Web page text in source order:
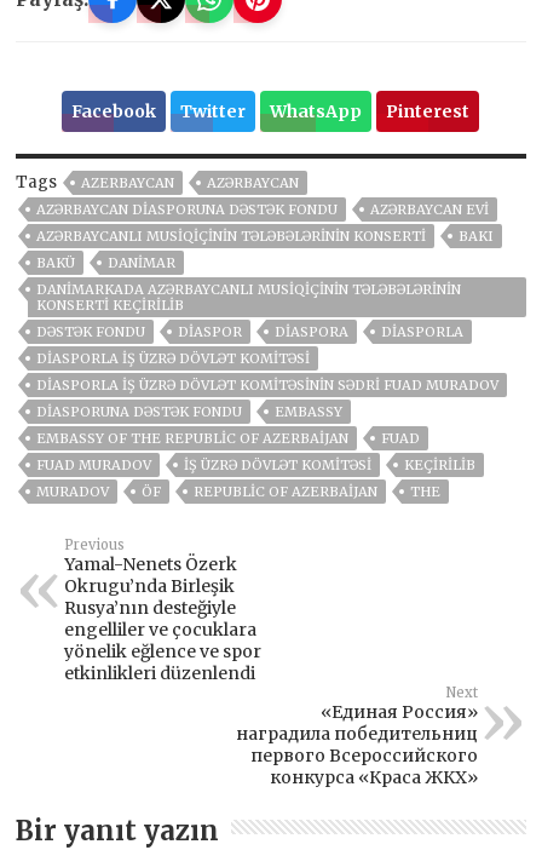
Facebook Twitter WhatsApp Pinterest
Tags AZERBAYCAN
AZƏRBAYCAN
AZƏRBAYCAN DIASPORUNA DƏSTƏK FONDU
AZƏRBAYCAN EVI
AZƏRBAYCANLI MUSIQIÇININ TƏLƏBƏLƏRININ KONSERTI
BAKI
BAKÜ
DANIMAR
DANIMARKADA AZƏRBAYCANLI MUSIQIÇININ TƏLƏBƏLƏRININ
KONSERTI KEÇIRILIB
DƏSTƏK FONDU
DIASPOR DIASPORA
DIASPORLA
DIASPORLA İŞ ÜZRƏ DÖVLƏT KOMITƏSI
DIASPORLA İŞ ÜZRƏ DÖVLƏT KOMITƏSININ SƏDRI FUAD MURADOV
DIASPORUNA DƏSTƏK FONDU
EMBASSY
EMBASSY OF THE REPUBLIC OF AZERBAIJAN
FUAD
FUAD MURADOV
İŞ ÜZRƏ DÖVLƏT KOMITƏSI
KEÇIRILIB
MURADOV
ÖF REPUBLIC OF AZERBAIJAN THE
Previous
Yamal-Nenets Özerk
Okrugu’nda Birleşik
Rusya’nın desteğiyle
engelliler ve çocuklara
yönelik eğlence ve spor
etkinlikleri düzenlendi
Next
«Единая Россия»
наградила победительниц
первого Всероссийского
конкурса «Краса ЖКХ»
Bir yanıt yazın